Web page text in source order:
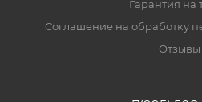
Гарантия на
Соглашение на обработку
Отзывы